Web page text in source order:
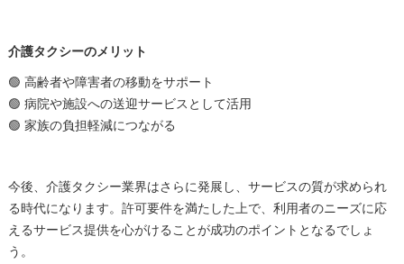
介護タクシーのメリット
🟢 高齢者や障害者の移動をサポート
🟢 病院や施設への送迎サービスとして活用
🟢 家族の負担軽減につながる
今後、介護タクシー業界はさらに発展し、サービスの質が求められ
る時代になります。許可要件を満たした上で、利用者のニーズに応
えるサービス提供を心がけることが成功のポイントとなるでしょ
う。